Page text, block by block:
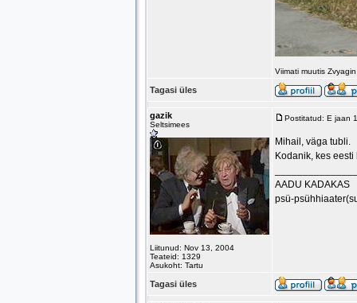
Viimati muutis
Tagasi üles
gazik
Seltsimees
Liitunud: Nov 13, 2004
Teateid: 1329
Asukoht: Tartu
Postitatud: E jaan
Mihail, väga tubli.
Kodanik, kes
AADU KADAKAS
psü-
Tagasi üles